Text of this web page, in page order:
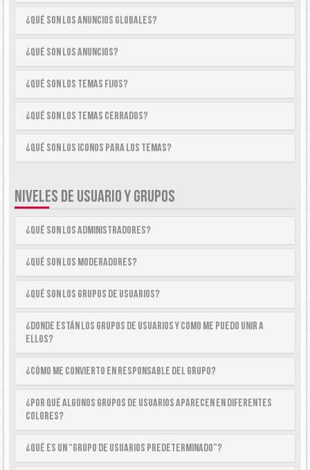
¿Qué son los anuncios globales?
¿Qué son los anuncios?
¿Qué son los temas fijos?
¿Qué son los temas cerrados?
¿Qué son los iconos para los temas?
NIVELES DE USUARIO Y GRUPOS
¿Qué son los Administradores?
¿Qué son los Moderadores?
¿Qué son los Grupos de Usuarios?
¿Donde están los Grupos de Usuarios y como me puedo unir a
ellos?
¿Cómo me convierto en Responsable del Grupo?
¿Por qué algunos Grupos de Usuarios aparecen en diferentes
colores?
¿Qué es un “Grupo de Usuarios predeterminado”?